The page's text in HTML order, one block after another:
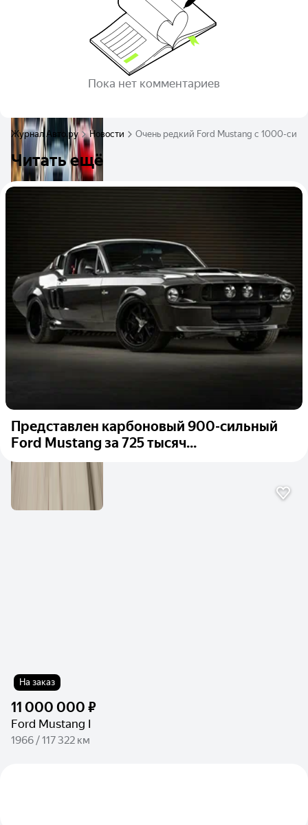
Пока нет комментариев
Журнал Авто.ру Новости Очень редкий Ford Mustang с 1000-
Читать ещё
Представлен карбоновый 900-сильный
Ford Mustang за 725 тысяч...
На заказ
11 000 000 ₽
Ford Mustang I
1966 / 117 322 км